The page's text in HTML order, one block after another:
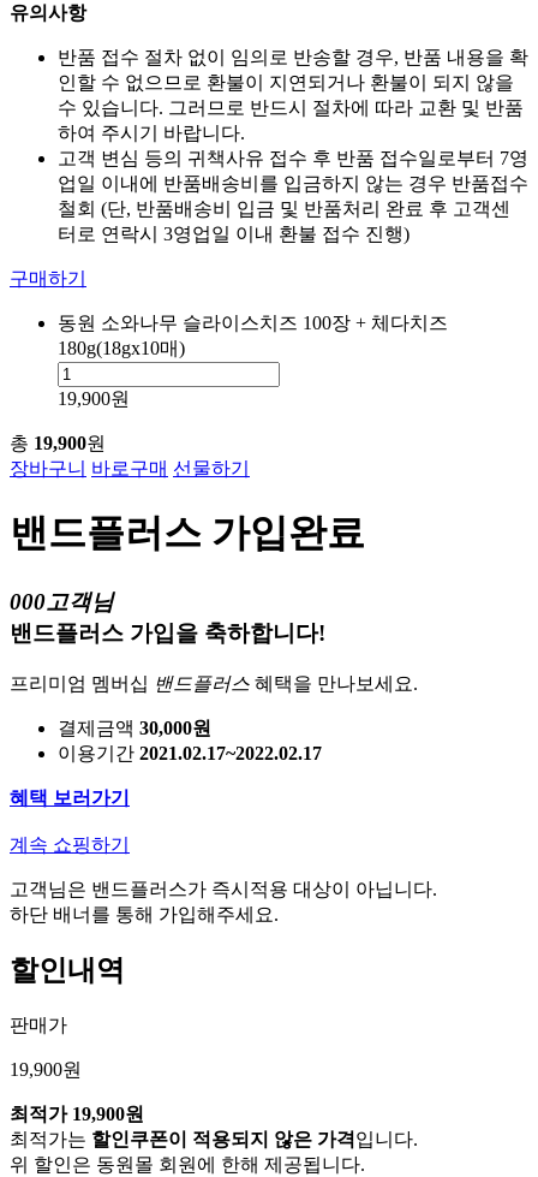
유의사항
반품 접수 절차 없이 임의로 반송할 경우, 반품 내용을 확
인할 수 없으므로 환불이 지연되거나 환불이 되지 않을
수 있습니다. 그러므로 반드시 절차에 따라 교환 및 반품
하여 주시기 바랍니다.
고객 변심 등의 귀책사유 접수 후 반품 접수일로부터 7영
업일 이내에 반품배송비를 입금하지 않는 경우 반품접수
철회 (단, 반품배송비 입금 및 반품처리 완료 후 고객센
터로 연락시 3영업일 이내 환불 접수 진행)
구매하기
동원 소와나무 슬라이스치즈 100장 + 체다치즈
180g(18gx10매)
19,900원
총 19,900원
장바구니 바로구매 선물하기
밴드플러스 가입완료
000고객님
밴드플러스 가입을 축하합니다!
프리미엄 멤버십 밴드플러스 혜택을 만나보세요.
결제금액 30,000원
이용기간 2021.02.17~2022.02.17
혜택 보러가기
계속 쇼핑하기
고객님은 밴드플러스가 즉시적용 대상이 아닙니다.
하단 배너를 통해 가입해주세요.
할인내역
판매가
19,900원
최적가 19,900원
최적가는 할인쿠폰이 적용되지 않은 가격입니다.
위 할인은 동원몰 회원에 한해 제공됩니다.